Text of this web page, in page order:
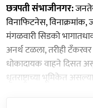
छत्रपती संभाजीनगर:
विनाफिटनेस,
मंगळवारी सिडको
अनर्थ टळला, तरीही
धोकादायक वाहने दिसत
धृतराष्ट्राच्या भूमिकेत